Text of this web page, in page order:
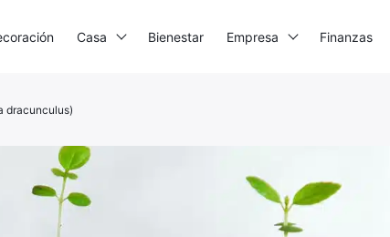
dracunculus)
Casa Bienestar Empresa Finanzas